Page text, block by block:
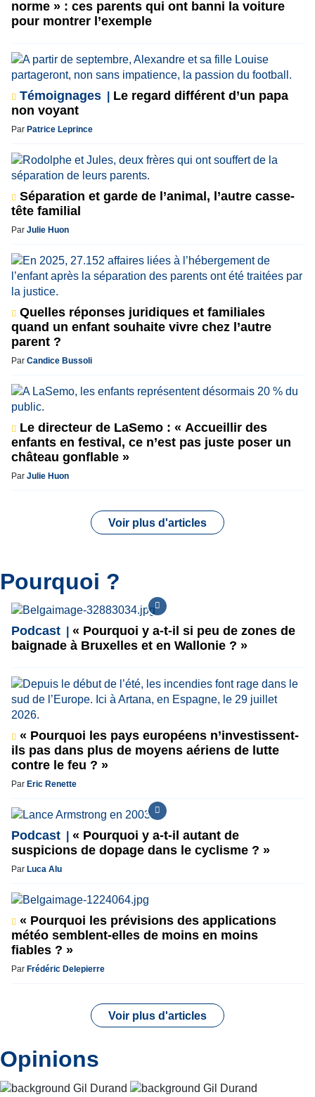
norme » : ces parents qui ont banni la voiture
pour montrer l’exemple
Témoignages
Le regard différent d’un papa
non voyant
Par Patrice Leprince
Séparation et garde de l’animal, l’autre casse-
tête familial
Par Julie Huon
Quelles réponses juridiques et familiales
quand un enfant souhaite vivre chez l’autre
parent ?
Par Candice Bussoli
Le directeur de LaSemo : « Accueillir des
enfants en festival, ce n’est pas juste poser un
château gonflable »
Par Julie Huon
Voir plus d'articles
Pourquoi ?
Podcast
« Pourquoi y a-t-il si peu de zones de
baignade à Bruxelles et en Wallonie ? »
« Pourquoi les pays européens n’investissent-
ils pas dans plus de moyens aériens de lutte
contre le feu ? »
Par Eric Renette
Podcast
« Pourquoi y a-t-il autant de
suspicions de dopage dans le cyclisme ? »
Par Luca Alu
« Pourquoi les prévisions des applications
météo semblent-elles de moins en moins
fiables ? »
Par Frédéric Delepierre
Voir plus d'articles
Opinions